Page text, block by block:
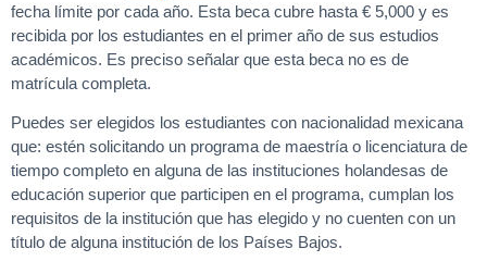
fecha límite por cada año. Esta beca cubre hasta € 5,000 y es
recibida por los estudiantes en el primer año de sus estudios
académicos. Es preciso señalar que esta beca no es de
matrícula completa.
Puedes ser elegidos los estudiantes con nacionalidad mexicana
que: estén solicitando un programa de maestría o licenciatura de
tiempo completo en alguna de las instituciones holandesas de
educación superior que participen en el programa, cumplan los
requisitos de la institución que has elegido y no cuenten con un
título de alguna institución de los Países Bajos.